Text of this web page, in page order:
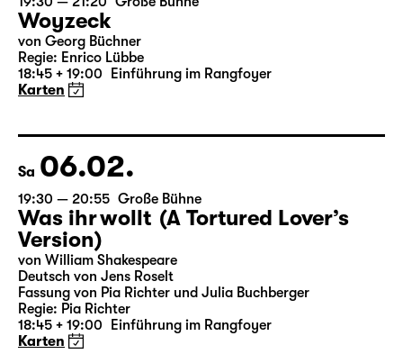
Fr 05.02.
19:30 — 21:20 Große Bühne
Woyzeck
18:45 + 19:00 Einführung im Rangfoyer
Karten
Sa 06.02.
19:30 — 20:55 Große Bühne
Was ihr wollt (A Tortured Lover’s
Version)
von William Shakespeare
Deutsch von Jens Roselt